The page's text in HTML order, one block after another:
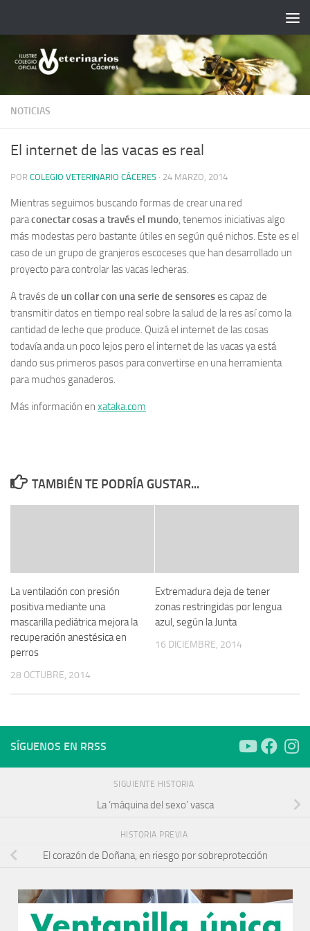
NOTICIAS
El internet de las vacas es real
POR COLEGIO VETERINARIO CÁCERES · 24 MARZO, 2014
Mientras seguimos buscando formas de crear una red
paraconectar cosas a través el mundo, tenemos iniciativas algo
más modestas pero bastante útiles en según qué nichos. Este es el
caso de un grupo de granjeros escoceses que han desarrollado un
proyecto para controlar las vacas lecheras.
A través de un collar con una serie de sensoreses capaz de
transmitir datos en tiempo real sobre la salud de la res así como la
cantidad de leche que produce. Quizá el internet de las cosas
todavía anda un poco lejos pero el internet de las vacas ya está
dando sus primeros pasos para convertirse en una herramienta
para muchos ganaderos.
Más información en xataka.com
TAMBIÉN TE PODRÍA GUSTAR...
La ventilación con presión
positiva mediante una
mascarilla pediátrica mejora la
recuperación anestésica en
perros
28 OCTUBRE, 2014
Extremadura deja de tener
zonas restringidas por lengua
azul, según la Junta
16 DICIEMBRE, 2014
SÍGUENOS EN RRSS
SIGUIENTE HISTORIA
La ‘máquina del sexo’ vasca
HISTORIA PREVIA
El corazón de Doñana, en riesgo por sobreprotección